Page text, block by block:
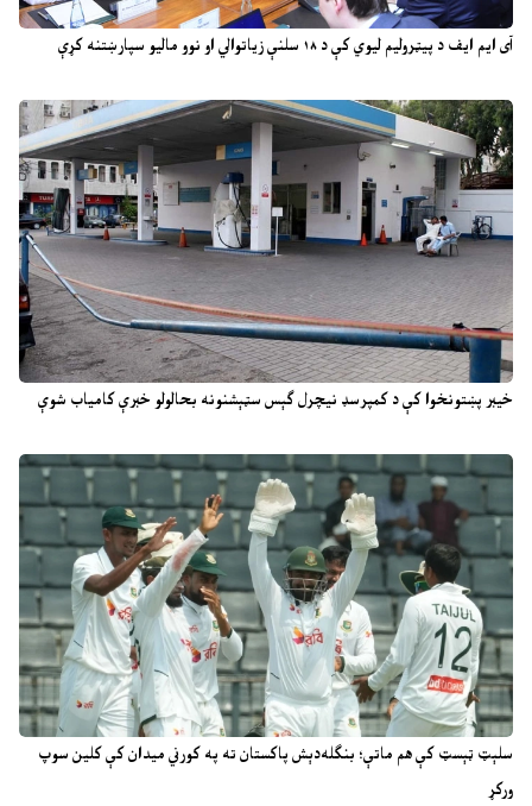
آی ایم ایف د پیټرولیم لیوي کې د ۱۸ سلنې زیاتوالي او نوو مالیو سپارښتنه کړې
خیبر پښتونخوا کې د کمپرسډ نیچرل ګېس سټېشنونه بحالولو خبرې کامیاب شوې
سلېټ ټېسټ کې هم ماتې؛ بنګله‌دېش پاکستان ته په کورني میدان کې کلین سوپ
ورکړ